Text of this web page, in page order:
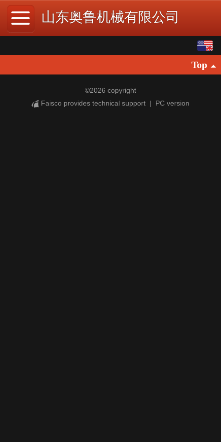
山东奥鲁机械有限公司
Top
©2026 copyright
Faisco provides technical support | PC version